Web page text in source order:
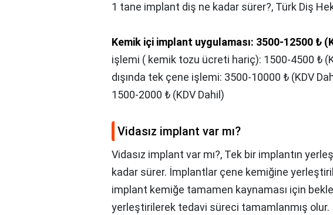
1 tane implant diş ne kadar sürer?, Türk Diş
Kemik içi implant uygulaması: 3500-12500 ₺
işlemi ( kemik tozu ücreti hariç): 1500-4500 ₺
dışında tek çene işlemi: 3500-10000 ₺ (KDV
1500-2000 ₺ (KDV Dahil)
Vidasız implant var mı?
Vidasız implant var mı?, Tek bir implantın
kadar sürer. İmplantlar çene kemiğine
implant kemiğe tamamen kaynaması için
yerleştirilerek tedavi süreci tamamlanmış olur.